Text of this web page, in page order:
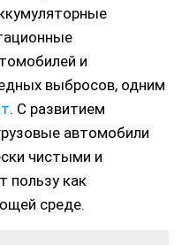
и
выбросов, одним
. С развитием
автомобили
чистыми и
пользу как
среде.